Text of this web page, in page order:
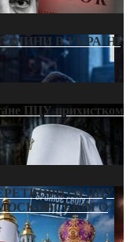
В УКРАЇНІ
ПЦУ прихистком
ПЦУ
МОСКОВСЬКОГО